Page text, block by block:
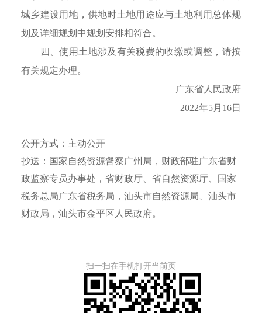
城乡建设用地，供地时土地用途应与土地利用总体规
划及详细规划中规划安排相符合。
四、使用土地涉及有关税费的收缴或调整，请按
有关规定办理。
广东省人民政府
2022年5月16日
公开方式：主动公开
抄送：国家自然资源督察广州局，财政部驻广东省财
政监察专员办事处，省财政厅、省自然资源厅、国家
税务总局广东省税务局，汕头市自然资源局、汕头市
财政局，汕头市金平区人民政府。
扫一扫在手机打开当前页